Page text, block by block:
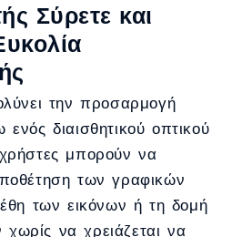
Σύρετε και
την προσαρμογή
διαισθητικού οπτικού
μπορούν να
των γραφικών
των εικόνων ή τη δομή
να χρειάζεται να